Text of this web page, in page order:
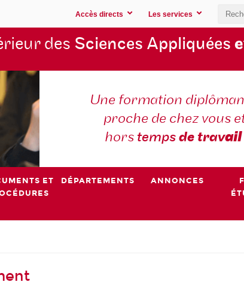
Accès directs Les services
des Sciences Appliquées
Une formation
proche de chez vous
hors tempsde travail
ET
DÉPARTEMENTS ANNONCES